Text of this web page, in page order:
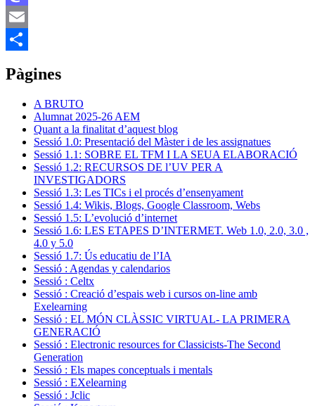
Mastodon
Email
Pàgines
A BRUTO
Alumnat 2025-26 AEM
Quant a la finalitat d’aquest blog
Sessió 1.0: Presentació del Màster i de les assignatues
Sessió 1.1: SOBRE EL TFM I LA SEUA ELABORACIÓ
Sessió 1.2: RECURSOS DE l’UV PER A
INVESTIGADORS
Sessió 1.3: Les TICs i el procés d’ensenyament
Sessió 1.4: Wikis, Blogs, Google Classroom, Webs
Sessió 1.5: L’evolució d’internet
Sessió 1.6: LES ETAPES D’INTERMET. Web 1.0, 2.0, 3.0 ,
4.0 y 5.0
Sessió 1.7: Ús educatiu de l’IA
Sessió : Agendas y calendarios
Sessió : Celtx
Sessió : Creació d’espais web i cursos on-line amb
Exelearning
Sessió : EL MÓN CLÀSSIC VIRTUAL- LA PRIMERA
GENERACIÓ
Sessió : Electronic resources for Classicists-The Second
Generation
Sessió : Els mapes conceptuals i mentals
Sessió : EXelearning
Sessió : Jclic